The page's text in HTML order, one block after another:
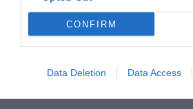
CONFIRM
Data Deletion Data Access